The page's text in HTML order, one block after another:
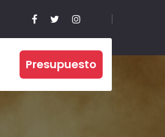
Presupuesto